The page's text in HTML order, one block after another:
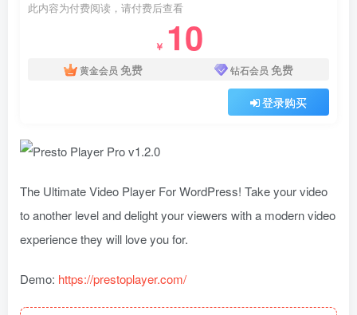
此内容为付费阅读，请付费后查看
￥ 10
黄金会员 免费 钻石会员 免费
登录购买
The Ultimate Video Player For WordPress! Take your video
to another level and delight your viewers with a modern video
experience they will love you for.
Demo: https://prestoplayer.com/